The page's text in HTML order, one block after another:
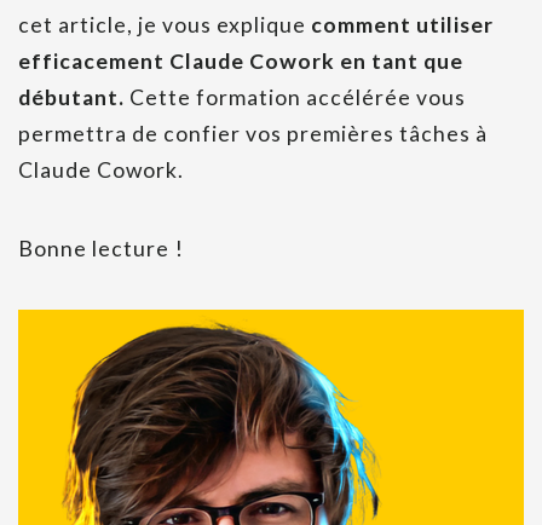
cet article, je vous explique comment utiliser
efficacement Claude Cowork en tant que
débutant. Cette formation accélérée vous
permettra de confier vos premières tâches à
Claude Cowork.
Bonne lecture !